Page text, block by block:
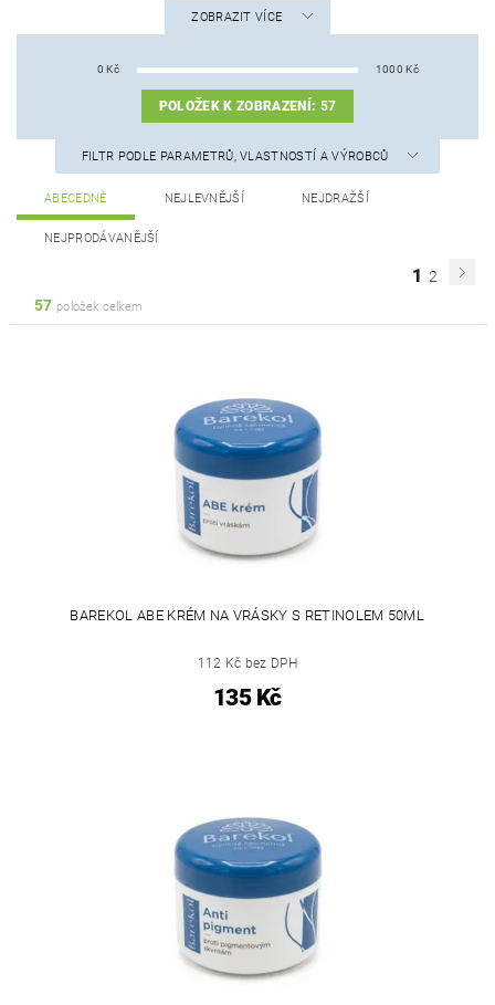
ZOBRAZIT VÍCE
0 Kč 1000 Kč
POLOŽEK K ZOBRAZENÍ: 57
FILTR PODLE PARAMETRŮ, VLASTNOSTÍ A VÝROBCŮ
ABECEDNĚ NEJLEVNĚJŠÍ NEJDRAŽŠÍ
NEJPRODÁVANĚJŠÍ
1 2
57 položek celkem
BAREKOL ABE KRÉM NA VRÁSKY S RETINOLEM 50ML
112 Kč bez DPH
135 Kč